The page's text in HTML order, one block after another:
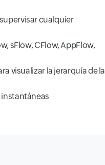
cualquier
sFlow, CFlow, AppFlow,
visualizar la jerarquía de la
instantáneas